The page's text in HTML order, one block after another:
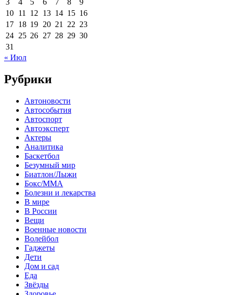
10 11 12 13 14 15 16
17 18 19 20 21 22 23
24 25 26 27 28 29 30
31
« Июл
Рубрики
Автоновости
Автособытия
Автоспорт
Автоэксперт
Актеры
Аналитика
Баскетбол
Безумный мир
Биатлон/Лыжи
Бокс/MMA
Болезни и лекарства
В мире
В России
Вещи
Военные новости
Волейбол
Гаджеты
Дети
Дом и сад
Еда
Звёзды